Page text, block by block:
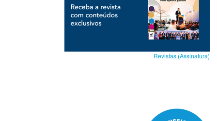
Revistas (Assinatura)